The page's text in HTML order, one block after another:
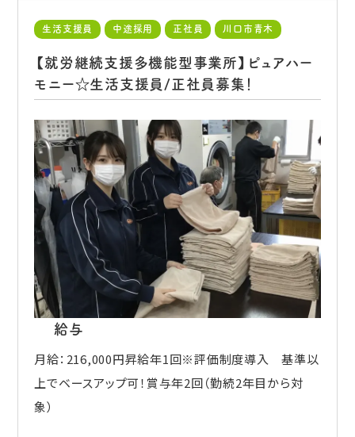
生活支援員 中途採用 正社員 川口市青木
【就労継続支援多機能型事業所】ピュアハー
モニー☆生活支援員/正社員募集！
給与
月給：216,000円昇給年1回※評価制度導入 基準以
上でベースアップ可！賞与年2回（勤続2年目から対
象）